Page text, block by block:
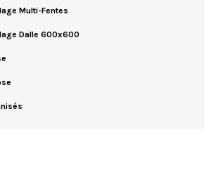
Multi-Fentes
Dalle 600x600